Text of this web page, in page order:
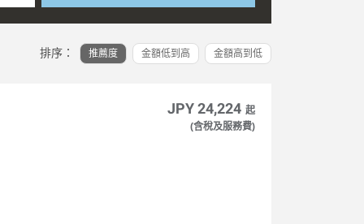
排序： 推薦度 金額低到高 金額高到低
JPY 24,224 起
(含稅及服務費)